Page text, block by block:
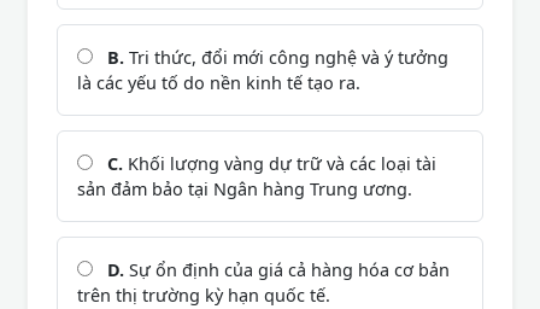
B. Tri thức, đổi mới công nghệ và ý tưởng
là các yếu tố do nền kinh tế tạo ra.
C. Khối lượng vàng dự trữ và các loại tài
sản đảm bảo tại Ngân hàng Trung ương.
D. Sự ổn định của giá cả hàng hóa cơ bản
trên thị trường kỳ hạn quốc tế.